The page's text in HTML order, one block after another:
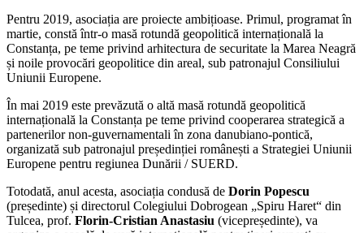
Pentru 2019, asociația are proiecte ambițioase. Primul, programat în
martie, constă într-o masă rotundă geopolitică internațională la
Constanța, pe teme privind arhitectura de securitate la Marea Neagră
și noile provocări geopolitice din areal, sub patronajul Consiliului
Uniunii Europene.
În mai 2019 este prevăzută o altă masă rotundă geopolitică
internațională la Constanța pe teme privind cooperarea strategică a
partenerilor non-guvernamentali în zona danubiano-pontică,
organizată sub patronajul președinției românești a Strategiei Uniunii
Europene pentru regiunea Dunării / SUERD.
Totodată, anul acesta, asociația condusă de Dorin Popescu
(președinte) și directorul Colegiului Dobrogean „Spiru Haret“ din
Tulcea, prof. Florin-Cristian Anastasiu (vicepreședinte), va